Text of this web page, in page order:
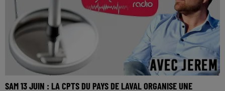
SAM 13 JUIN : LA CPTS DU PAYS DE LAVAL ORGANISE UNE